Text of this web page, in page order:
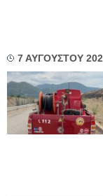
7 ΑΥΓΟΥΣΤΟΥ